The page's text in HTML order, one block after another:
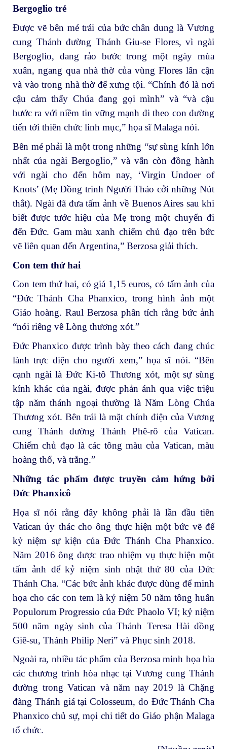
Bergoglio trẻ
Được vẽ bên mé trái của bức chân dung là Vương
cung Thánh đường Thánh Giu-se Flores, vì ngài
Bergoglio, đang rảo bước trong một ngày mùa
xuân, ngang qua nhà thờ của vùng Flores lân cận
và vào trong nhà thờ để xưng tội. “Chính đó là nơi
cậu cảm thấy Chúa đang gọi mình” và “và cậu
bước ra với niềm tin vững mạnh đi theo con đường
tiến tới thiên chức linh mục,” họa sĩ Malaga nói.
Bên mé phải là một trong những “sự sùng kính lớn
nhất của ngài Bergoglio,” và vẫn còn đồng hành
với ngài cho đến hôm nay, ‘Virgin Undoer of
Knots’ (Mẹ Đồng trinh Người Tháo cởi những Nút
thắt). Ngài đã đưa tấm ảnh về Buenos Aires sau khi
biết được tước hiệu của Mẹ trong một chuyến đi
đến Đức. Gam màu xanh chiếm chủ đạo trên bức
vẽ liên quan đến Argentina,” Berzosa giải thích.
Con tem thứ hai
Con tem thứ hai, có giá 1,15 euros, có tấm ảnh của
“Đức Thánh Cha Phanxico, trong hình ảnh một
Giáo hoàng. Raul Berzosa phân tích rằng bức ảnh
“nói riêng về Lòng thương xót.”
Đức Phanxico được trình bày theo cách đang chúc
lành trực diện cho người xem,” họa sĩ nói. “Bên
cạnh ngài là Đức Ki-tô Thương xót, một sự sùng
kính khác của ngài, được phản ánh qua việc triệu
tập năm thánh ngoại thường là Năm Lòng Chúa
Thương xót. Bên trái là mặt chính điện của Vương
cung Thánh đường Thánh Phê-rô của Vatican.
Chiếm chủ đạo là các tông màu của Vatican, màu
hoàng thổ, và trắng.”
Những tác phẩm được truyền cảm hứng bởi
Đức Phanxicô
Họa sĩ nói rằng đây không phải là lần đầu tiên
Vatican ủy thác cho ông thực hiện một bức vẽ để
kỷ niệm sự kiện của Đức Thánh Cha Phanxico.
Năm 2016 ông được trao nhiệm vụ thực hiện một
tấm ảnh để kỷ niệm sinh nhật thứ 80 của Đức
Thánh Cha. “Các bức ảnh khác được dùng để minh
họa cho các con tem là kỷ niệm 50 năm tông huấn
Populorum Progressio của Đức Phaolo VI; kỷ niệm
500 năm ngày sinh của Thánh Teresa Hài đồng
Giê-su, Thánh Philip Neri” và Phục sinh 2018.
Ngoài ra, nhiều tác phẩm của Berzosa minh họa bìa
các chương trình hòa nhạc tại Vương cung Thánh
đường trong Vatican và năm nay 2019 là Chặng
đàng Thánh giá tại Colosseum, do Đức Thánh Cha
Phanxico chủ sự, mọi chi tiết do Giáo phận Malaga
tổ chức.